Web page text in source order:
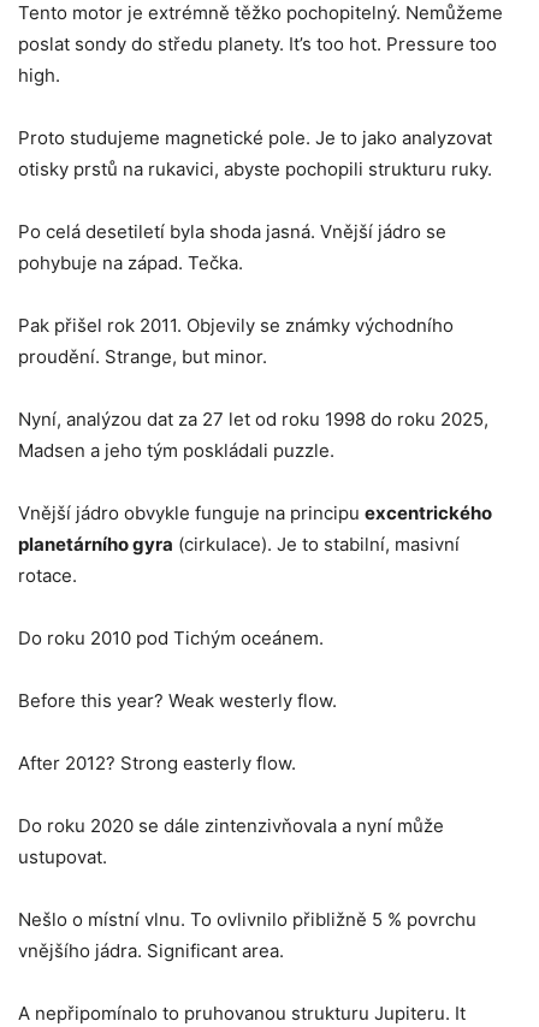
Tento motor je extrémně těžko pochopitelný. Nemůžeme
poslat sondy do středu planety. It’s too hot. Pressure too
high.
Proto studujeme magnetické pole. Je to jako analyzovat
otisky prstů na rukavici, abyste pochopili strukturu ruky.
Po celá desetiletí byla shoda jasná. Vnější jádro se
pohybuje na západ. Tečka.
Pak přišel rok 2011. Objevily se známky východního
proudění. Strange, but minor.
Nyní, analýzou dat za 27 let od roku 1998 do roku 2025,
Madsen a jeho tým poskládali puzzle.
Vnější jádro obvykle funguje na principu excentrického
planetárního gyra (cirkulace). Je to stabilní, masivní
rotace.
Do roku 2010 pod Tichým oceánem.
Before this year? Weak westerly flow.
After 2012? Strong easterly flow.
Do roku 2020 se dále zintenzivňovala a nyní může
ustupovat.
Nešlo o místní vlnu. To ovlivnilo přibližně 5 % povrchu
vnějšího jádra. Significant area.
A nepřipomínalo to pruhovanou strukturu Jupiteru. It